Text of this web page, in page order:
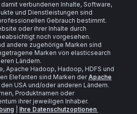
verbundenen Inhalte, Software,
und Dienstleistungen sind
Gebrauch bestimmt.
oder ihrer Inhalte durch
noch vorgesehen.
andere zugehörige Marken sind
Marken von elasticsearch
Ländern.
Apache Hadoop, Hadoop, HDFS und
Elefanten sind Marken derApache
den USA und/oder anderen Ländern.
Produktnamen oder
ihrer jeweiligen Inhaber.
Ihre Datenschutzoptionen